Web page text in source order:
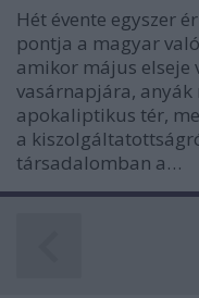
Hét évente egyszer
pontja a magyar
amikor május elseje
vasárnapjára, anyák
apokaliptikus tér,
a
társadalomban a…